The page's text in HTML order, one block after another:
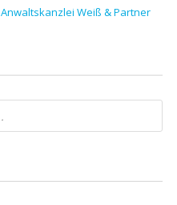
Anwaltskanzlei Weiß & Partner